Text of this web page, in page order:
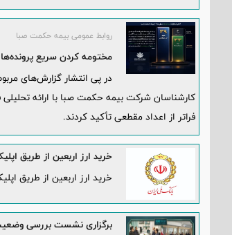
روابط عمومی بیمه حکمت صبا
مختومه کردن سریع
کارشناسان شرکت بیمه حکمت صبا با ارائه
فراتر از اعداد مقطعی تأکید کردند.
خرید ارز اربعین از طریق
خرید ارز اربعین از طریق
برگزاری نشست بررسی